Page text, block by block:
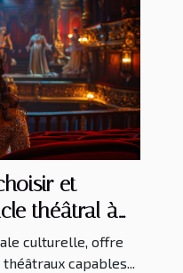
et
théâtral à
culturelle, offre
capables...